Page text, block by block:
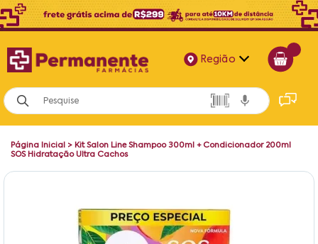
Região
Alagoas
Bahia
Página Inicial > Kit Salon Line Shampoo 300ml + Condicionador 200ml
SOS Hidratação Ultra Cachos